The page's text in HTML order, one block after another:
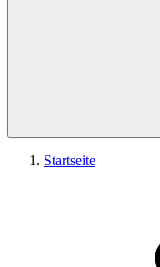
Startseite